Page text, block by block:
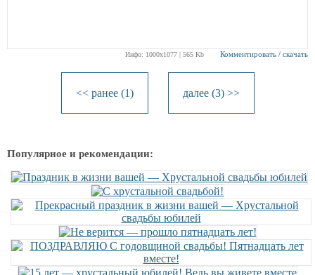
Инфо: 1000х1077 | 565 Kb Комментировать / скачать
<< ранее (1) далее (3) >>
Популярное и рекомендации: